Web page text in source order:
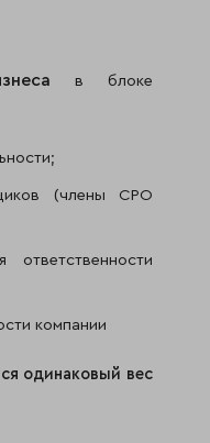
в блоке
(члены СРО
ответственности
компании
одинаковый вес